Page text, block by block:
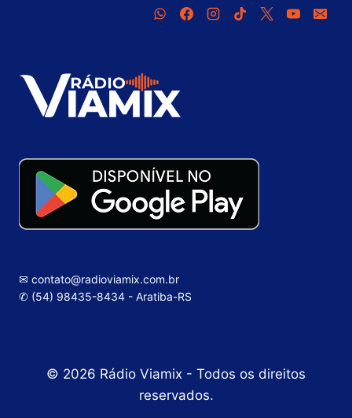
✉ contato@radioviamix.com.br
✆ (54) 98435-8434 - Aratiba-RS
© 2026 Rádio Viamix - Todos os direitos
reservados.